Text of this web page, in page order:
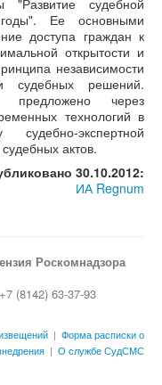
"Развитие судебной
Ее основными
доступа граждан к
открытости и
независимости
судебных решений.
предложено через
технологий в
экспертной
актов.
30.10.2012:
ИА Regnum
Роскомнадзора
(8142) 63-37-93
| Форма расписки о
| О службе СудСМС